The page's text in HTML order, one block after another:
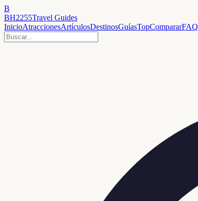
B
BH2255Travel Guides
InicioAtraccionesArtículosDestinosGuíasTopCompararFAQ